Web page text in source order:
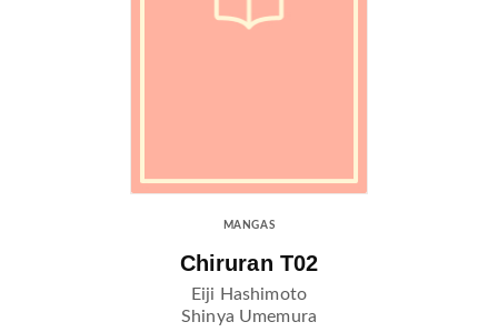
MANGAS
Chiruran T02
Eiji Hashimoto
Shinya Umemura